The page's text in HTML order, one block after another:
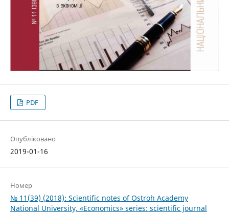
PDF
Опубліковано
2019-01-16
Номер
№ 11(39) (2018): Scientific notes of Ostroh Academy
National University, «Economics» series: scientific journal